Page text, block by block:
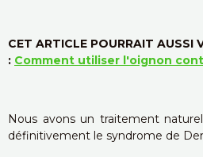
CET ARTICLE POURRAIT AUSSI
: Comment utiliser l'oignon
Nous avons un traitement
définitivement le syndrome de